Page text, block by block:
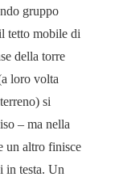
gruppo
tetto mobile di
della torre
loro volta
si
– ma nella
un altro finisce
in testa. Un